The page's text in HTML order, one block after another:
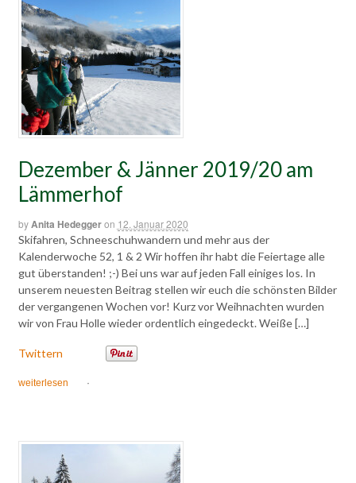
Dezember & Jänner 2019/20 am
Lämmerhof
byAnita Hedeggeron 12. Januar 2020
Skifahren, Schneeschuhwandern und mehr aus der
Kalenderwoche 52, 1 & 2 Wir hoffen ihr habt die Feiertage alle
gut überstanden! ;-) Bei uns war auf jeden Fall einiges los. In
unserem neuesten Beitrag stellen wir euch die schönsten Bilder
der vergangenen Wochen vor! Kurz vor Weihnachten wurden
wir von Frau Holle wieder ordentlich eingedeckt. Weiße […]
Twittern
weiterlesen ·